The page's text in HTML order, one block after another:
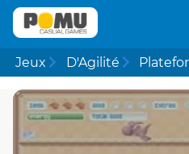
Jeux D'Agilité